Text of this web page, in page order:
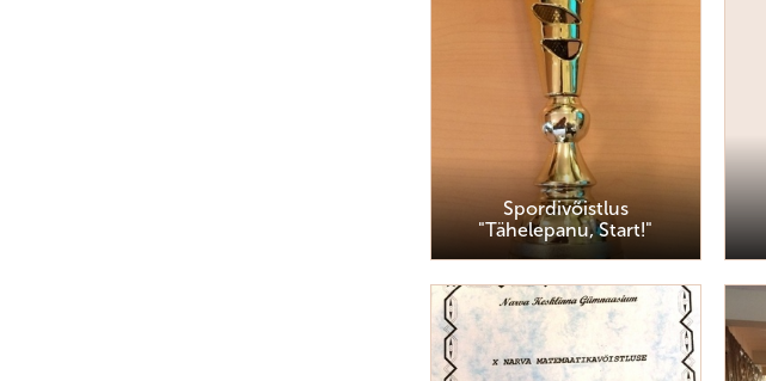
Spordivõistlus
"Tähelepanu, Start!"